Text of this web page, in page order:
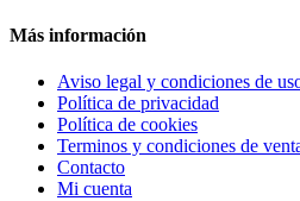
Más información
Aviso legal y condiciones de
Política de privacidad
Política de cookies
Terminos y condiciones de
Contacto
Mi cuenta